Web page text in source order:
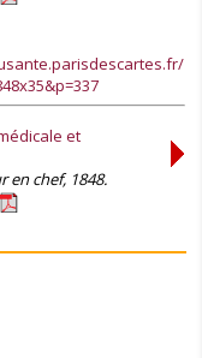
et
en chef, 1848.